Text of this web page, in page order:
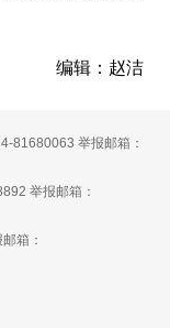
编辑：赵洁
81680063 举报邮箱：
举报邮箱：
箱：